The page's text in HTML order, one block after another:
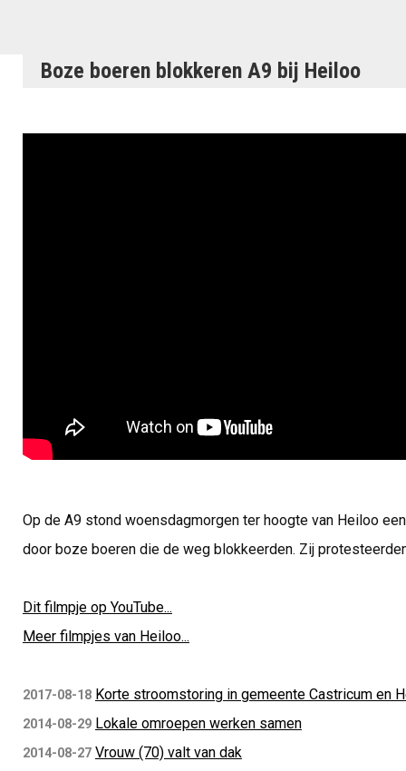
Boze boeren blokkeren A9 bij Heiloo
Op de A9 stond woensdagmorgen ter hoogte van Heiloo
door boze boeren die de weg blokkeerden. Zij
Dit filmpje op YouTube...
Meer filmpjes van Heiloo...
2017-08-18 Korte stroomstoring in gemeente Castricum en
2014-08-29 Lokale omroepen werken samen
2014-08-27 Vrouw (70) valt van dak